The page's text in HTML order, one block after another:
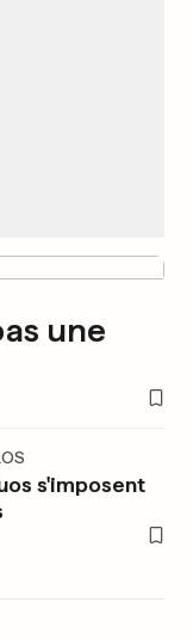
une
s'imposent